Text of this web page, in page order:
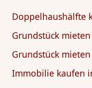
Doppelhaushälfte
Grundstück
Grundstück
Immobilie kaufen